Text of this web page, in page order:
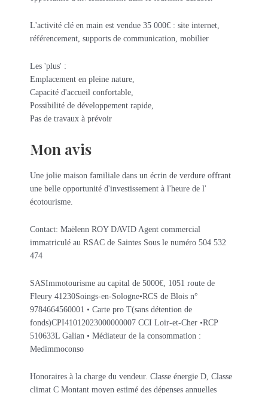
L'activité clé en main est vendue 35 000€ : site internet,
référencement, supports de communication, mobilier
Les 'plus' :
Emplacement en pleine nature,
Capacité d'accueil confortable,
Possibilité de développement rapide,
Pas de travaux à prévoir
Mon avis
Une jolie maison familiale dans un écrin de verdure offrant
une belle opportunité d'investissement à l'heure de l'
écotourisme.
Contact: Maëlenn ROY DAVID Agent commercial
immatriculé au RSAC de Saintes Sous le numéro 504 532
474
SASImmotourisme au capital de 5000€, 1051 route de
Fleury 41230Soings-en-Sologne•RCS de Blois n°
9784664560001 • Carte pro T(sans détention de
fonds)CPI41012023000000007 CCI Loir-et-Cher •RCP
510633L Galian • Médiateur de la consommation :
Medimmoconso
Honoraires à la charge du vendeur. Classe énergie D, Classe
climat C Montant moyen estimé des dépenses annuelles